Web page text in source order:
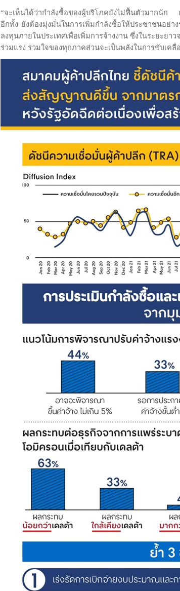
“จะเห็นได้ว่ากำลังซื้อของผู้บริโภคยังไม่ฟื้นตัวมากนัก ก
อีกทั้ง ยังต้องมุ่งมั่นในการเพิ่มกำลังซื้อให้ประชาชนอย่
ลงทุนภายในประเทศเพื่อเพิ่มการจ้างงาน ซึ่งในระยะย
ร่วมแรง ร่วมใจของทุกภาคส่วนจะเป็นพลังในการขับเค